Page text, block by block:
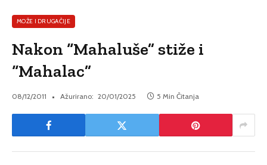
MOŽE I DRUGAČIJE
Nakon “Mahaluše” stiže i
“Mahalac”
08/12/2011 Ažurirano: 20/01/2025 5 Min Čitanja